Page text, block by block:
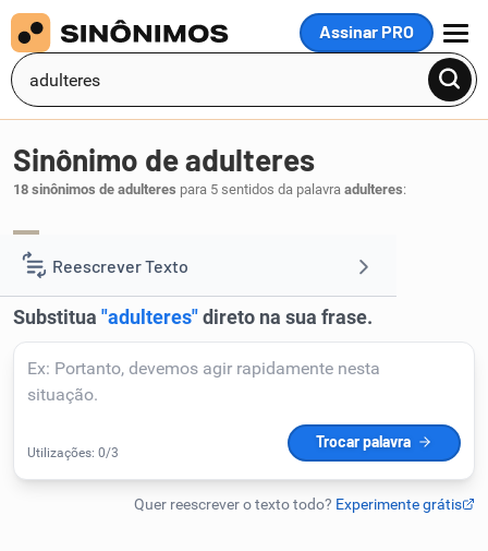
Assinar PRO
MENU
Reescrever Texto
Resumir Texto
Corrigir Texto
Detector de IA
Humanizador de IA
Sinônimo de adulteres
18 sinônimos de adulteres para 5 sentidos da palavra adulteres: